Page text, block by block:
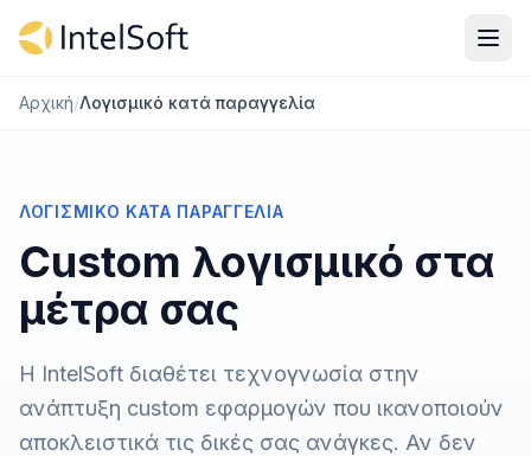
Αρχική/Λογισμικό κατά παραγγελία
ΛΟΓΙΣΜΙΚΌ ΚΑΤΆ ΠΑΡΑΓΓΕΛΊΑ
Custom λογισμικό στα
μέτρα σας
Η IntelSoft διαθέτει τεχνογνωσία στην
ανάπτυξη custom εφαρμογών που ικανοποιούν
αποκλειστικά τις δικές σας ανάγκες. Αν δεν